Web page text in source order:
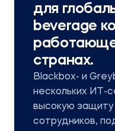
для
beverage
странах.
Blackbox- и
нескольких ИТ-
высокую
сотрудников,